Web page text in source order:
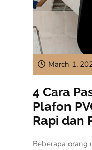
March 1,
4 Cara
Plafon
Rapi dan
Beberapa orang